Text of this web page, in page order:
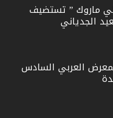
ماروك ” تستضيف
الجدياني
العربي السادس